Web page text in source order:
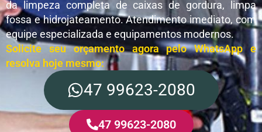
da limpeza completa de caixas de gordura, limpa
fossa e hidrojateamento. Atendimento imediato, com
equipe especializada e equipamentos modernos.
Solicite seu orçamento agora pelo WhatsApp e
resolva hoje mesmo:
47 99623-2080
47 99623-2080